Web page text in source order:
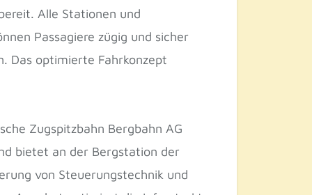
Alle Stationen und
Passagiere zügig und sicher
Das optimierte Fahrkonzept
Zugspitzbahn Bergbahn AG
bietet an der Bergstation der
von Steuerungstechnik und